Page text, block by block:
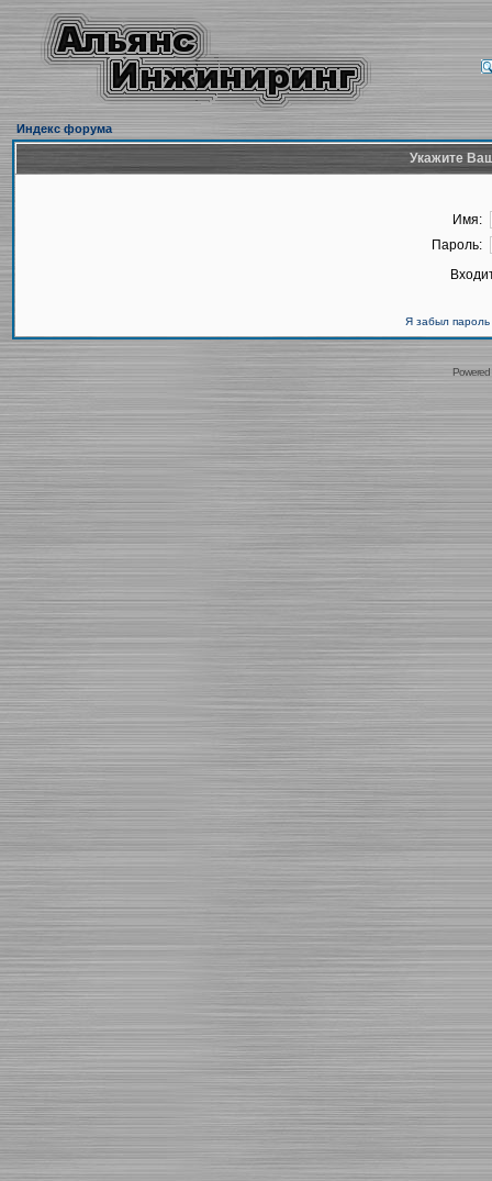
Индекс форума
Укажите
Имя:
Пароль:
Я забыл пароль